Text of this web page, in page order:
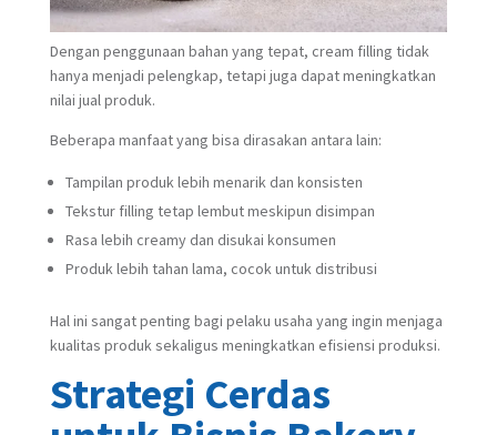
Dengan penggunaan bahan yang tepat, cream filling tidak
hanya menjadi pelengkap, tetapi juga dapat meningkatkan
nilai jual produk.
Beberapa manfaat yang bisa dirasakan antara lain:
Tampilan produk lebih menarik dan konsisten
Tekstur filling tetap lembut meskipun disimpan
Rasa lebih creamy dan disukai konsumen
Produk lebih tahan lama, cocok untuk distribusi
Hal ini sangat penting bagi pelaku usaha yang ingin menjaga
kualitas produk sekaligus meningkatkan efisiensi produksi.
Strategi Cerdas